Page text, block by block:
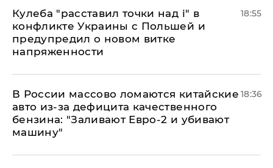
Кулеба "расставил точки над і" в
конфликте Украины с Польшей и
предупредил о новом витке
напряженности
18:55
В России массово ломаются китайские
авто из-за дефицита качественного
бензина: "Заливают Евро-2 и убивают
машину"
18:36